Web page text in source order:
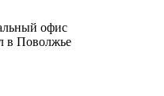
офис
в Поволжье